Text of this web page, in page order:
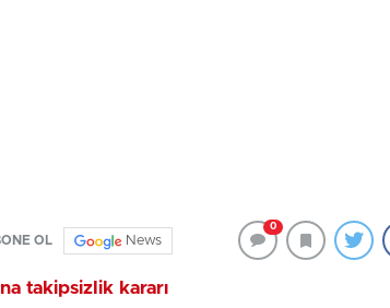
OL News
0
takipsizlik kararı